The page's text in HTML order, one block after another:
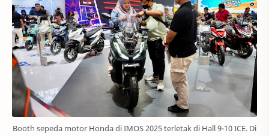
Booth sepeda motor Honda di IMOS 2025 terletak di Hall 9-10 ICE. Di